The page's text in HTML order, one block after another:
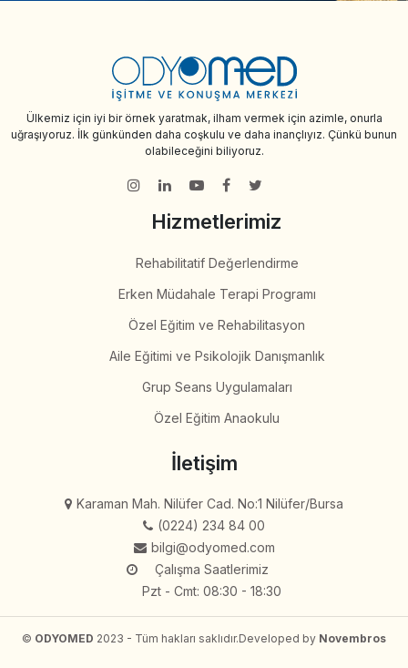
Ülkemiz için iyi bir örnek yaratmak, ilham vermek için azimle, onurla
uğraşıyoruz. İlk günkünden daha coşkulu ve daha inançlıyız. Çünkü bunun
olabileceğini biliyoruz.
Hizmetlerimiz
Rehabilitatif Değerlendirme
Erken Müdahale Terapi Programı
Özel Eğitim ve Rehabilitasyon
Aile Eğitimi ve Psikolojik Danışmanlık
Grup Seans Uygulamaları
Özel Eğitim Anaokulu
İletişim
Karaman Mah. Nilüfer Cad. No:1 Nilüfer/Bursa
(0224) 234 84 00
bilgi@odyomed.com
Çalışma Saatlerimiz
Pzt - Cmt: 08:30 - 18:30
© ODYOMED 2023 - Tüm hakları saklıdır.Developed by Novembros